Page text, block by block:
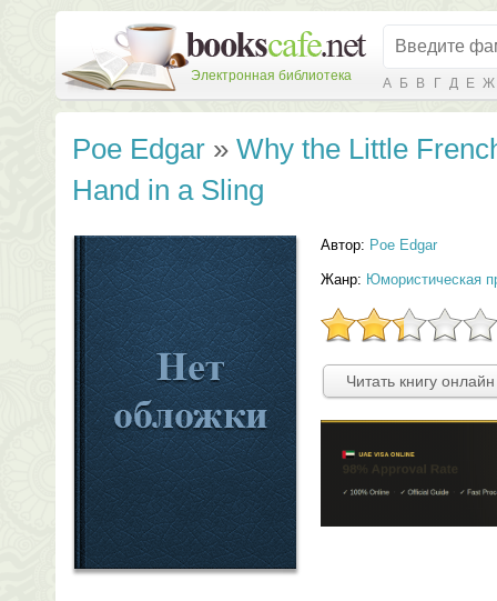
Электронная библиотека А Б В Г Д Е Ж
Poe Edgar » Why the Little
Hand in a Sling
Автор: Poe Edgar
Жанр: Юмористическая
Читать книгу